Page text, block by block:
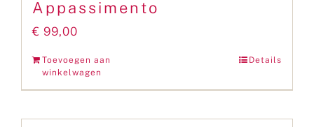
Appassimento
€ 99,00
Toevoegen aan
winkelwagen
Details